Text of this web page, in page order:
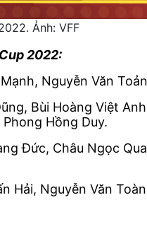
Ảnh: VFF
2022:
Nguyễn Văn
Bùi Hoàng Việt
Hồng Duy.
Đức, Châu Ngọc
Hải, Nguyễn Văn